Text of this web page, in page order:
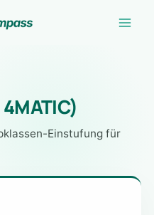
4MATIC)
Einstufung für